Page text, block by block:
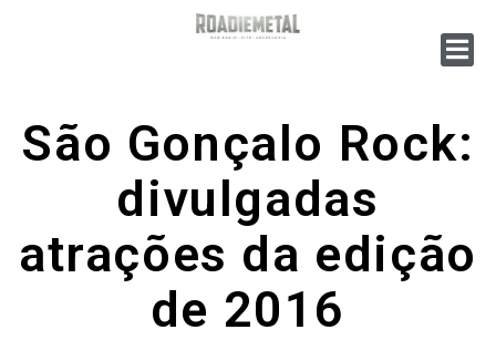
São Gonçalo Rock:
divulgadas
atrações da edição
de 2016